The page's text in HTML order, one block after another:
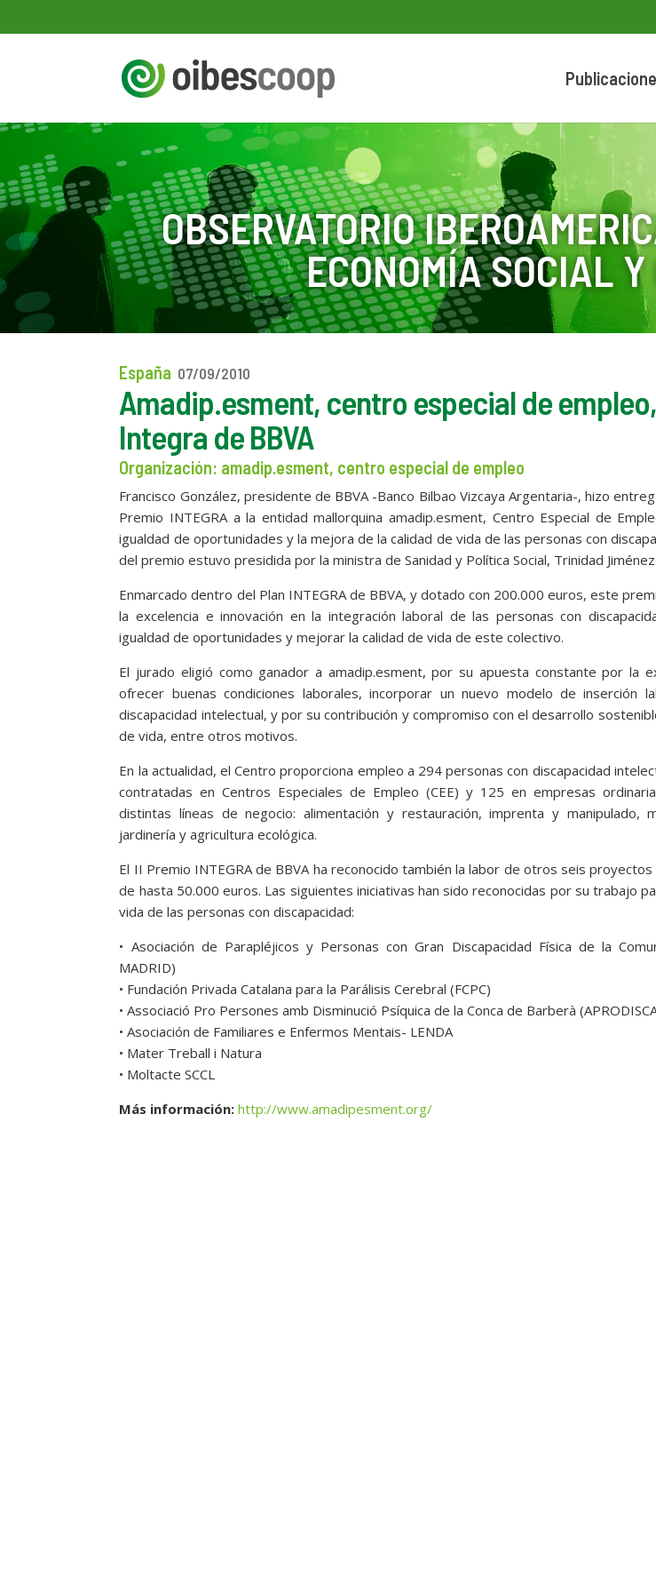
OBSERVATORIO
ECONOMÍA SOCIAL
España 07/09/2010
Amadip.esment, centro especial de
Integra de BBVA
Organización: amadip.esment, centro especial de empleo
Francisco González, presidente de BBVA -Banco Bilbao Vizcaya Argentaria-, hizo
Premio INTEGRA a la entidad mallorquina amadip.esment, Centro Especial de
igualdad de oportunidades y la mejora de la calidad de vida de las personas con
del premio estuvo presidida por la ministra de Sanidad y Política Social, Trinidad Jiménez.
Enmarcado dentro del Plan INTEGRA de BBVA, y dotado con 200.000 euros, este
la excelencia e innovación en la integración laboral de las personas con
igualdad de oportunidades y mejorar la calidad de vida de este colectivo.
El jurado eligió como ganador a amadip.esment, por su apuesta constante por la
ofrecer buenas condiciones laborales, incorporar un nuevo modelo de inserción
discapacidad intelectual, y por su contribución y compromiso con el desarrollo
de vida, entre otros motivos.
En la actualidad, el Centro proporciona empleo a 294 personas con discapacidad
contratadas en Centros Especiales de Empleo (CEE) y 125 en empresas
distintas líneas de negocio: alimentación y restauración, imprenta y manipulado,
jardinería y agricultura ecológica.
El II Premio INTEGRA de BBVA ha reconocido también la labor de otros seis
de hasta 50.000 euros. Las siguientes iniciativas han sido reconocidas por su trabajo
vida de las personas con discapacidad:
• Asociación de Parapléjicos y Personas con Gran Discapacidad Física de la
MADRID)
• Fundación Privada Catalana para la Parálisis Cerebral (FCPC)
• Associació Pro Persones amb Disminució Psíquica de la Conca de Barberà
• Asociación de Familiares e Enfermos Mentais- LENDA
• Mater Treball i Natura
• Moltacte SCCL
Más información:http://www.amadipesment.org/